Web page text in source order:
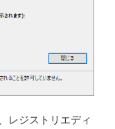
レジストリエディ